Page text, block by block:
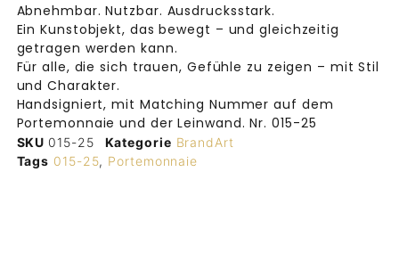
Abnehmbar. Nutzbar. Ausdrucksstark.
Ein Kunstobjekt, das bewegt – und gleichzeitig
getragen werden kann.
Für alle, die sich trauen, Gefühle zu zeigen – mit Stil
und Charakter.
Handsigniert, mit Matching Nummer auf dem
Portemonnaie und der Leinwand. Nr. 015-25
SKU 015-25 Kategorie BrandArt
Tags 015-25, Portemonnaie